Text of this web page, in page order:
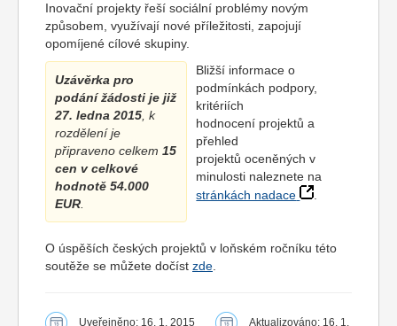
Inovační projekty řeší sociální problémy novým
způsobem, využívají nové příležitosti, zapojují
opomíjené cílové skupiny.
Uzávěrka pro
podání žádosti je již
27. ledna 2015 , k
rozdělení je
připraveno celkem 15
cen v celkové
hodnotě 54.000
EUR
Bližší informace o
podmínkách podpory,
kritériích
hodnocení projektů a
přehled
projektů oceněných v
minulosti naleznete na
stránkách nadace
O úspěších českých projektů v loňském ročníku této
soutěže se můžete dočíst zde
Uveřejněno: 16. 1. 2015
Aktualizováno: 16. 1.